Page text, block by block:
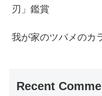
刃」鑑賞
我が家のツバメのカ
Recent